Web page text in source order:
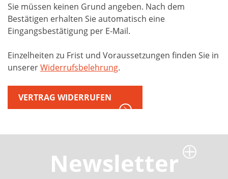
Sie müssen keinen Grund angeben. Nach dem
Bestätigen erhalten Sie automatisch eine
Eingangsbestätigung per E-Mail.
Einzelheiten zu Frist und Voraussetzungen finden Sie in
unsererWiderrufsbelehrung.
VERTRAG WIDERRUFEN
Newsletter